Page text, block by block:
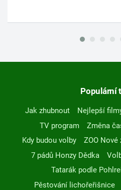
Populární
Jak zhubnout Nejlepší
TV program
Změna
Kdy budou volby
ZOO Nové
7 pádů Honzy Dědka
Tatarák podle
Pěstování lichořeřišnice